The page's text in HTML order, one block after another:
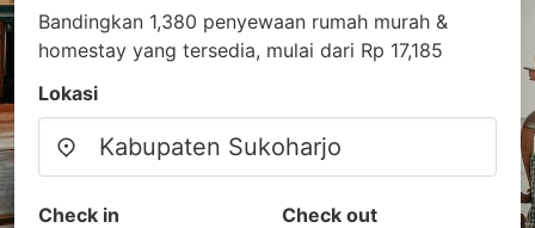
Bandingkan 1,380 penyewaan rumah murah &
homestay yang tersedia, mulai dari Rp 17,185
Lokasi
Check in Check out